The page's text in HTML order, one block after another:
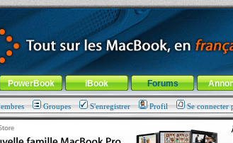
-Aller au menu de la rubrique
PowerBook iBook Forums
Groupes S'enregistrer Profil Se